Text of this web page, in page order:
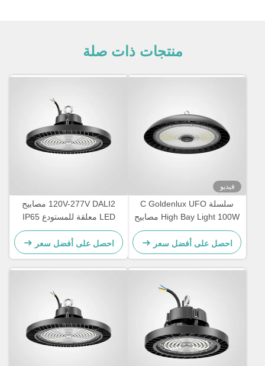
منتجات ذات صلة
فيديو
سلسلة C Goldenlux UFO
High Bay Light 100W مصابيح
LED الصناعية
احصل على أفضل سعر
120V-277V DALI2 مصابيح
LED معلقة للمستودع IP65
مقاومة للماء
احصل على أفضل سعر